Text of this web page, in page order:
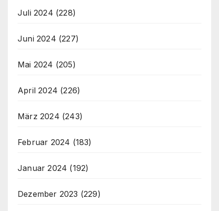
Juli 2024 (228)
Juni 2024 (227)
Mai 2024 (205)
April 2024 (226)
März 2024 (243)
Februar 2024 (183)
Januar 2024 (192)
Dezember 2023 (229)